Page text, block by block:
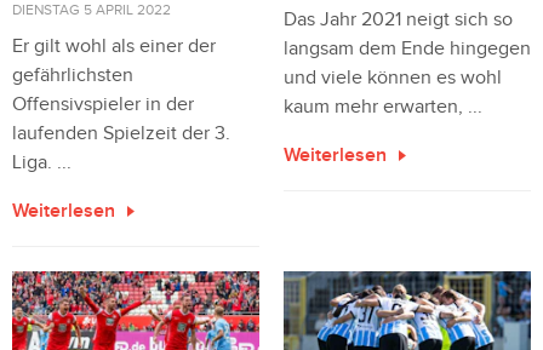
DIENSTAG 5 APRIL 2022
Er gilt wohl als einer der
gefährlichsten
Offensivspieler in der
laufenden Spielzeit der 3.
Liga. ...
Weiterlesen
Das Jahr 2021 neigt sich so
langsam dem Ende hingegen
und viele können es wohl
kaum mehr erwarten, ...
Weiterlesen